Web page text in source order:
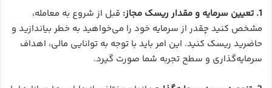
1. تعیین سرمایه و مقدار ریسک مجاز:
قبل از شروع به معامله،
مشخص کنید چقدر از سرمایه خود را می‌خواهید به خطر بیاندازید و
حاضرید ریسک کنید. این امر باید با توجه به توانایی مالی، اهداف
سرمایه‌گذاری و سطح تجربه شما صورت گیرد.